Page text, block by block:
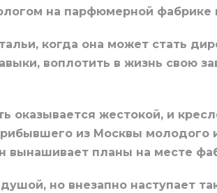
на парфюмерной фабрике
когда она может стать
воплотить в жизнь свою
оказывается жестокой, и
из Москвы молодого
планы на месте
но внезапно наступает